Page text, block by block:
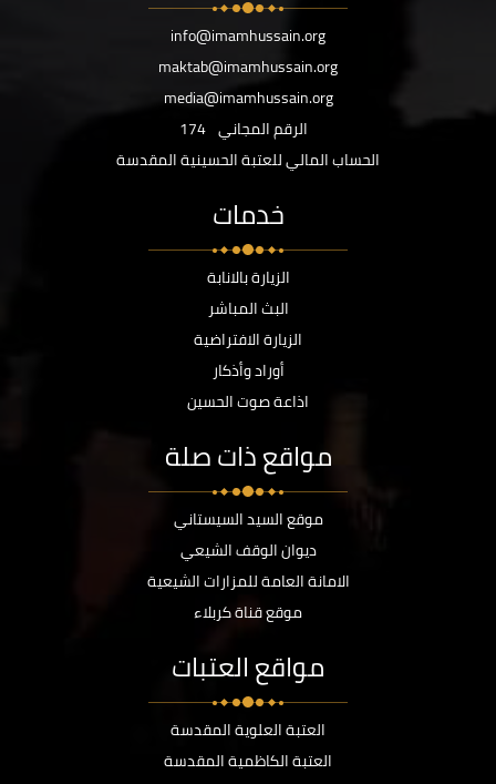
info@imamhussain.org
maktab@imamhussain.org
media@imamhussain.org
الرقم المجاني 174
الحساب المالي للعتبة الحسينية المقدسة
خدمات
الزيارة بالانابة
البث المباشر
الزيارة الافتراضية
أوراد وأذكار
اذاعة صوت الحسين
مواقع ذات صلة
موقع السيد السيستاني
ديوان الوقف الشيعي
الامانة العامة للمزارات الشيعية
موقع قناة كربلاء
مواقع العتبات
العتبة العلوية المقدسة
العتبة الكاظمية المقدسة